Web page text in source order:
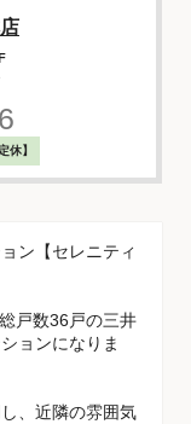
休】
ン【セレニティ
戸数36戸の三井
ョンになりま
、近隣の雰囲気